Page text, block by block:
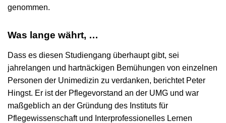
genommen.
Was lange währt, …
Dass es diesen Studiengang überhaupt gibt, sei
jahrelangen und hartnäckigen Bemühungen von einzelnen
Personen der Unimedizin zu verdanken, berichtet Peter
Hingst. Er ist der Pflegevorstand an der UMG und war
maßgeblich an der Gründung des Instituts für
Pflegewissenschaft und Interprofessionelles Lernen